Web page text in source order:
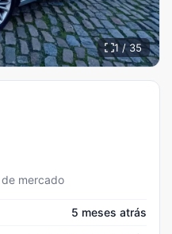
1 / 35
mercado
5 meses atrás